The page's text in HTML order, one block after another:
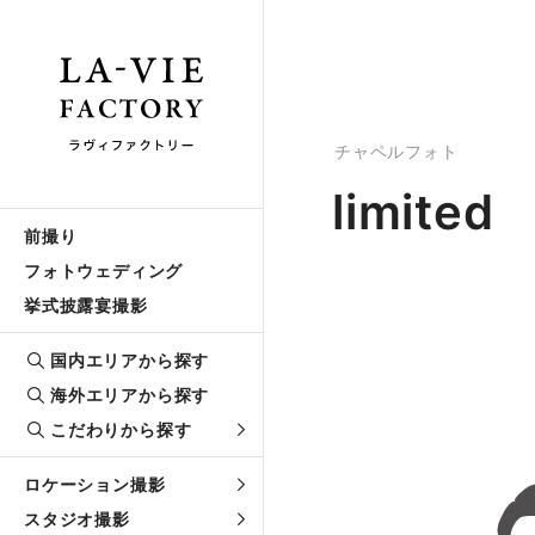
前撮り
フォトウェディング
挙式披露宴撮影
国内エリアから探す
海外エリアから探す
こだわりから探す
ロケーション撮影
スタジオ撮影
チャペルフォト
limited